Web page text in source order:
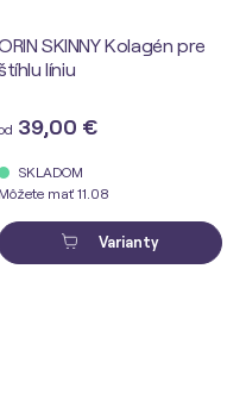
SKINNY Kolagén pre
líniu
39,00 €
SKLADOM
Môžete mať 11.08
Varianty